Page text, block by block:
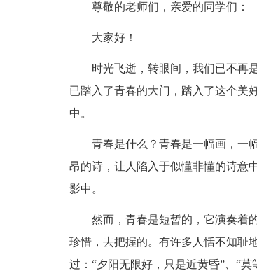
尊敬的老师们，亲爱的同学们：
大家好！
时光飞逝，转眼间，我们已不再
已踏入了青春的大门，踏入了这个美
中。
青春是什么？青春是一幅画，一
昂的诗，让人陷入于似懂非懂的诗意
影中。
然而，青春是短暂的，它演奏着
珍惜，去把握的。有许多人恬不知耻
过：“夕阳无限好，只是近黄昏”、“